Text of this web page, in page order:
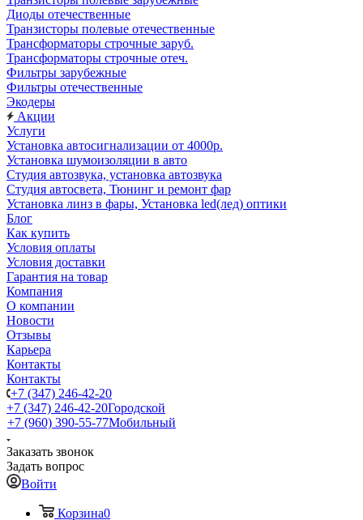
Диоды отечественные
Транзисторы полевые отечественные
Трансформаторы строчные заруб.
Трансформаторы строчные отеч.
Фильтры зарубежные
Фильтры отечественные
Экодеры
Акции
Услуги
Установка автосигнализации от 4000р.
Установка шумоизоляции в авто
Студия автозвука, установка автозвука
Студия автосвета, Тюнинг и ремонт фар
Установка линз в фары, Установка led(лед) оптики
Блог
Как купить
Условия оплаты
Условия доставки
Гарантия на товар
Компания
О компании
Новости
Отзывы
Карьера
Контакты
Контакты
+7 (347) 246-42-20
+7 (347) 246-42-20Городской
+7 (960) 390-55-77Мобильный
Заказать звонок
Задать вопрос
Войти
Корзина0